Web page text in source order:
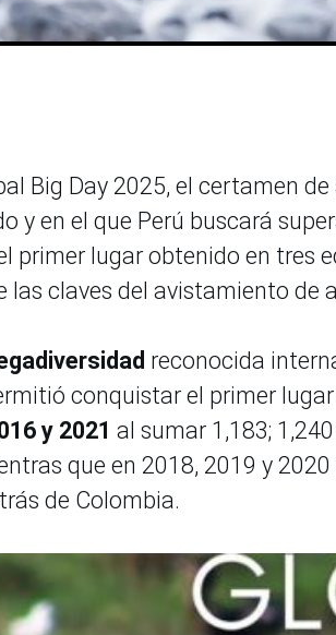
Big Day 2025, el certamen
y en el que Perú buscará
primer lugar obtenido en tres
claves del avistamiento de
reconocida
conquistar el primer lugar
y 2021 al sumar 1,183;
que en 2018, 2019 y
de Colombia.